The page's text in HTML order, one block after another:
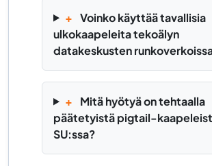
+ Voinko käyttää tavallisia
ulkokaapeleita tekoälyn
datakeskusten
+
Mitä hyötyä on tehtaalla
päätetyistä pigtail-
SU:ssa?